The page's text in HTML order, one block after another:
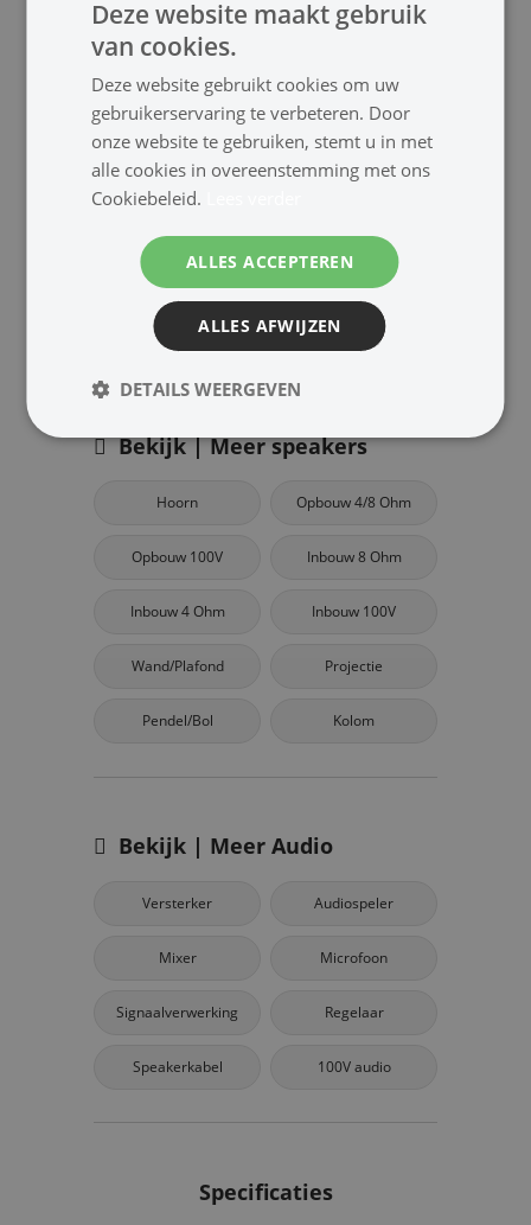
Inhoud verpakking
1x Speaker
Downloads
Handleiding
Bekijk | Meer speakers
Hoorn Opbouw 4/8 Ohm
Opbouw 100V Inbouw 8 Ohm
Inbouw 4 Ohm Inbouw 100V
Wand/Plafond Projectie
Pendel/Bol Kolom
Bekijk | Meer Audio
Versterker Audiospeler
Mixer Microfoon
Signaalverwerking Regelaar
Speakerkabel 100V audio
Specificaties
Deze website maakt gebruik
van cookies.
Deze website gebruikt cookies om uw
gebruikerservaring te verbeteren. Door
onze website te gebruiken, stemt u in met
alle cookies in overeenstemming met ons
Cookiebeleid.
ALLES ACCEPTEREN
ALLES AFWIJZEN
DETAILS WEERGEVEN